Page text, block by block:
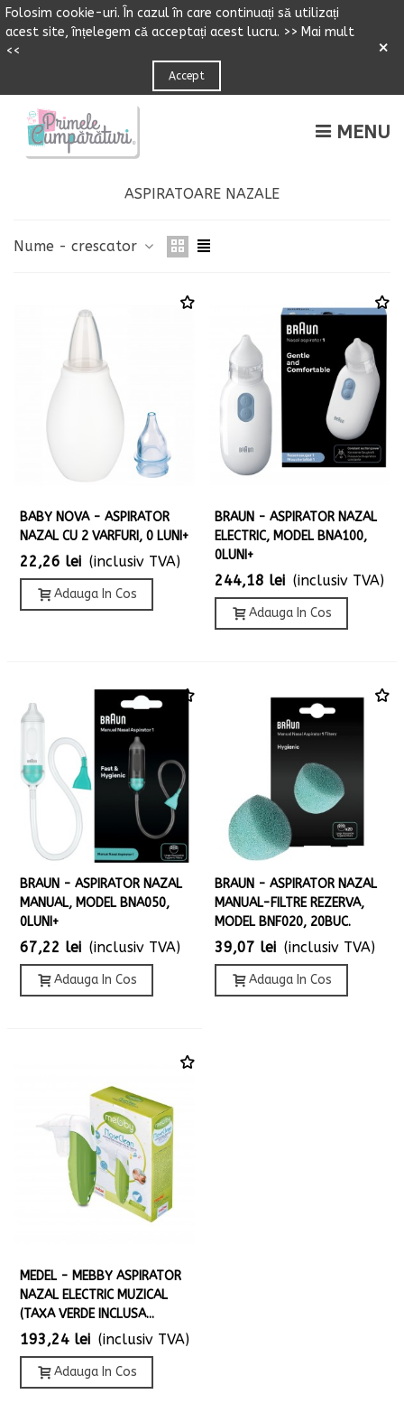
Folosim cookie-uri. n cazulîn care continuați să utilizați
acest site,înțelegem că acceptați acest lucru. >> Mai mult
<<
Accept
×
MENU
ASPIRATOARE NAZALE
Nume - crescator
BABY NOVA - ASPIRATOR
NAZAL CU 2 VARFURI, 0 LUNI+
22,26 lei (inclusiv TVA)
Adauga In Cos
BRAUN - ASPIRATOR NAZAL
ELECTRIC, MODEL BNA100,
0LUNI+
244,18 lei (inclusiv TVA)
Adauga In Cos
BRAUN - ASPIRATOR NAZAL
MANUAL, MODEL BNA050,
0LUNI+
67,22 lei (inclusiv TVA)
Adauga In Cos
BRAUN - ASPIRATOR NAZAL
MANUAL-FILTRE REZERVA,
MODEL BNF020, 20BUC.
39,07 lei (inclusiv TVA)
Adauga In Cos
MEDEL - MEBBY ASPIRATOR
NAZAL ELECTRIC MUZICAL
(TAXA VERDE INCLUSA...
193,24 lei (inclusiv TVA)
Adauga In Cos